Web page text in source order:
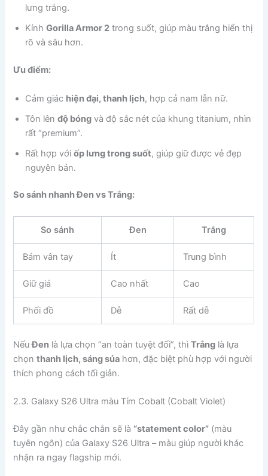
lưng trắng.
KínhGorilla Armor 2 trong suốt, giúp màu trắng hiển thị
rõ và sâu hơn.
Ưu điểm:
Cảm giác hiện đại, thanh lịch, hợp cả nam lẫn nữ.
Tôn lênđộ bóng và độ sắc nét của khung titanium, nhìn
rất “premium”.
Rất hợp vớiốp lưng trong suốt, giúp giữ được vẻ đẹp
nguyên bản.
So sánh nhanh Đen vs Trắng:
So sánh Đen Trắng
Bám vân tay Ít Trung bình
Giữ giá Cao nhất Cao
Phối đồ Dễ Rất dễ
NếuĐen là lựa chọn “an toàn tuyệt đối”, thìTrắng là lựa
chọnthanh lịch, sáng sủa hơn, đặc biệt phù hợp với người
thích phong cách tối giản.
2.3. Galaxy S26 Ultra màu Tím Cobalt (Cobalt Violet)
Đây gần như chắc chắn sẽ là “statement color” (màu
tuyên ngôn) của Galaxy S26 Ultra – màu giúp người khác
nhận ra ngay flagship mới.